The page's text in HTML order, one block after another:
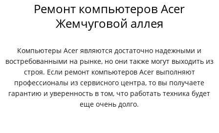
Ремонт компьютеров Acer
Жемчуговой аллея
Компьютеры Acer являются достаточно надежными и
востребованными на рынке, но они также могут выходить из
строя. Если ремонт компьютеров Acer выполняют
профессионалы из сервисного центра, то вы получаете
гарантию и уверенность в том, что работать техника будет
еще очень долго.